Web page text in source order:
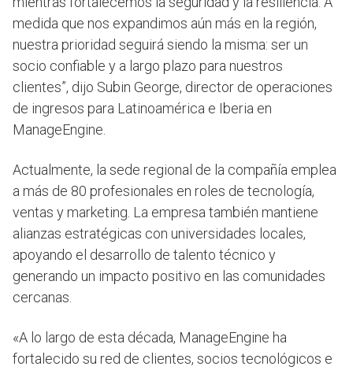
medida que nos expandimos aún más en la región,
nuestra prioridad seguirá siendo la misma: ser un
socio confiable y a largo plazo para nuestros
clientes”, dijo Subin George, director de operaciones
de ingresos para Latinoamérica e Iberia en
ManageEngine.
Actualmente, la sede regional de la compañía emplea
a más de 80 profesionales en roles de tecnología,
ventas y marketing. La empresa también mantiene
alianzas estratégicas con universidades locales,
apoyando el desarrollo de talento técnico y
generando un impacto positivo en las comunidades
cercanas.
«A lo largo de esta década, ManageEngine ha
fortalecido su red de clientes, socios tecnológicos e